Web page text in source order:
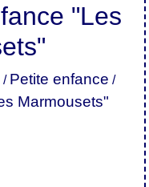
"Les
/ Petite enfance /
Marmousets"